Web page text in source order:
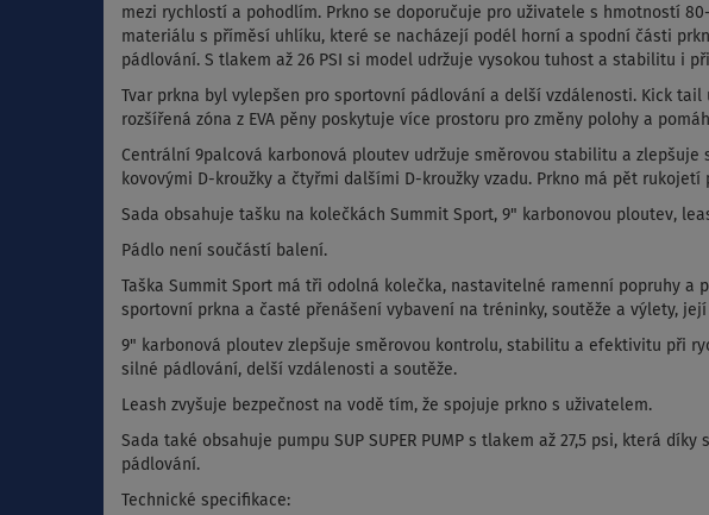
mezi rychlostí a pohodlím. Prkno se doporučuje pro uživatele s hmotností
materiálu s příměsí uhlíku, které se nacházejí podél horní a spodní části
pádlování. S tlakem až 26 PSI si model udržuje vysokou tuhost a stabilitu i
Tvar prkna byl vylepšen pro sportovní pádlování a delší vzdálenosti. Kick tail
rozšířená zóna z EVA pěny poskytuje více prostoru pro změny polohy a
Centrální 9palcová karbonová ploutev udržuje směrovou stabilitu a
kovovými D-kroužky a čtyřmi dalšími D-kroužky vzadu. Prkno má pět
Sada obsahuje tašku na kolečkách Summit Sport, 9" karbonovou ploutev,
Pádlo není součástí balení.
Taška Summit Sport má tři odolná kolečka, nastavitelné ramenní popruhy
sportovní prkna a časté přenášení vybavení na tréninky, soutěže a výlety, její
9" karbonová ploutev zlepšuje směrovou kontrolu, stabilitu a efektivitu při
silné pádlování, delší vzdálenosti a soutěže.
Leash zvyšuje bezpečnost na vodě tím, že spojuje prkno s uživatelem.
Sada také obsahuje pumpu SUP SUPER PUMP s tlakem až 27,5 psi, která
pádlování.
Technické specifikace: